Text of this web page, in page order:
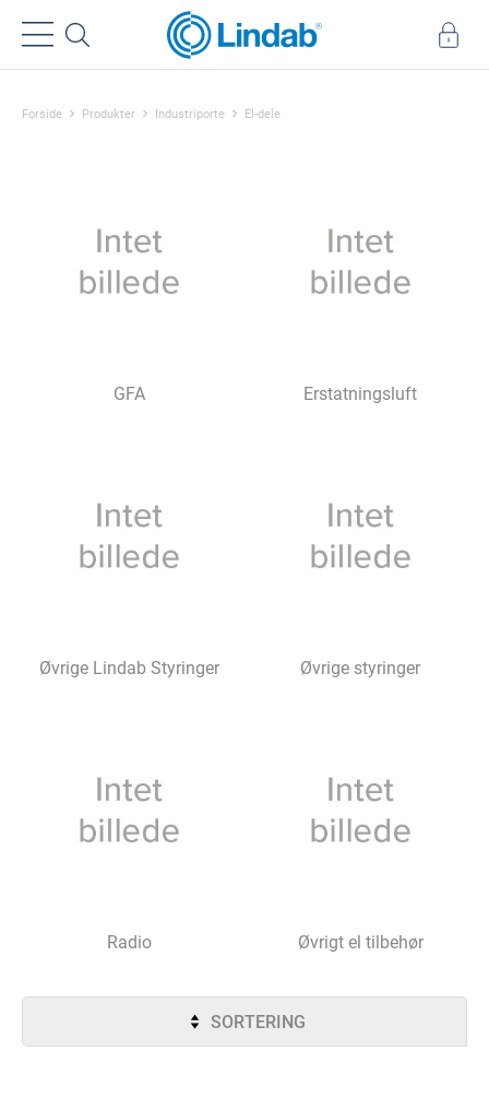
Forside Produkter Industriporte El-dele
GFA Erstatningsluft
Øvrige Lindab Styringer Øvrige styringer
Radio Øvrigt el tilbehør
SORTERING